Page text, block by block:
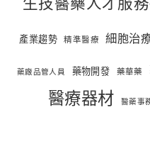
產業趨勢 精準醫療 細胞治
藥廠品管人員 藥物開發 藥華藥
醫療器材 醫藥事